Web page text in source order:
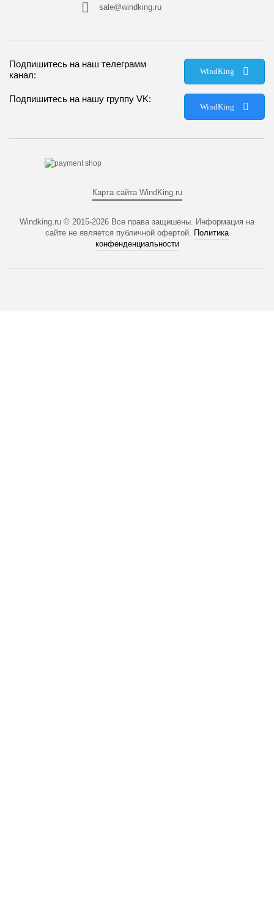
sale@windking.ru
Подпишитесь на наш телеграмм
канал:
WindKing
Подпишитесь на нашу группу VK:
WindKing
Windking.ru © 2015-2026 Все права защишены. Информация на
сайте не является публичной офертой. Политика
конфенденциальности
Карта сайта WindKing.ru